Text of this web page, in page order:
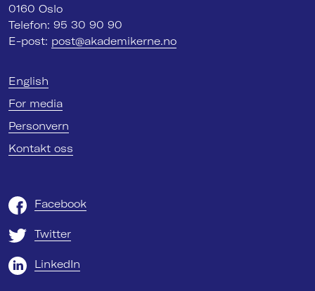
0160 Oslo
Telefon: 95 30 90 90
E-post: post@akademikerne.no
English
For media
Personvern
Kontakt oss
Facebook
Twitter
LinkedIn